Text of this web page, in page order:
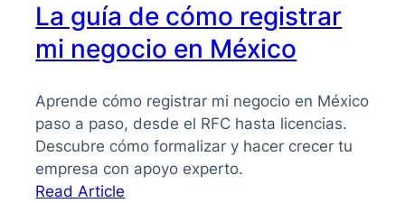
La guía de cómo registrar
mi negocio en México
Aprende cómo registrar mi negocio en México
paso a paso, desde el RFC hasta licencias.
Descubre cómo formalizar y hacer crecer tu
empresa con apoyo experto.
Read Article